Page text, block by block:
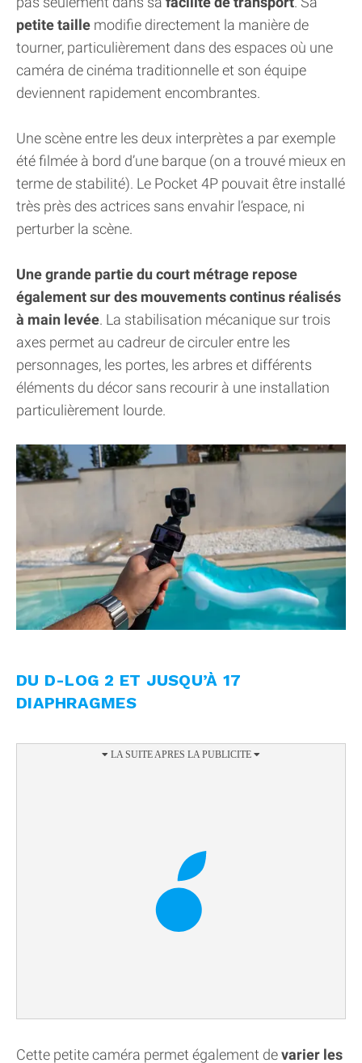
petite taille modifie directement la manière de
tourner, particulièrement dans des espaces où une
caméra de cinéma traditionnelle et son équipe
deviennent rapidement encombrantes.
Une scène entre les deux interprètes a par exemple
été filmée à bord d’une barque (on a trouvé mieux en
terme de stabilité). Le Pocket 4P pouvait être installé
très près des actrices sans envahir l’espace, ni
perturber la scène.
Une grande partie du court métrage repose
également sur des mouvements continus réalisés
à main levée. La stabilisation mécanique sur trois
axes permet au cadreur de circuler entre les
personnages, les portes, les arbres et différents
éléments du décor sans recourir à une installation
particulièrement lourde.
DU D-LOG 2 ET JUSQU’À 17
DIAPHRAGMES
Cette petite caméra permet également devarier les